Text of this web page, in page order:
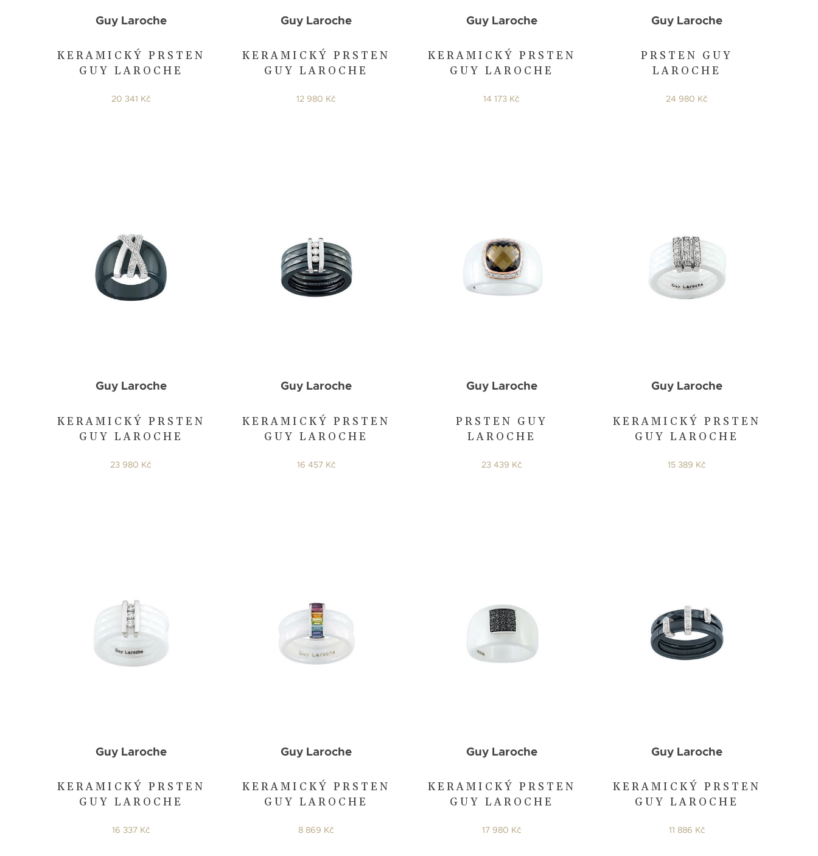
KERAMICKÝ PRSTEN
GUY LAROCHE
Guy Laroche
20 341 Kč
KERAMICKÝ PRSTEN
GUY LAROCHE
Guy Laroche
12 980 Kč
KERAMICKÝ PRSTEN
GUY LAROCHE
Guy Laroche
14 173 Kč
PRSTEN GUY
LAROCHE
Guy Laroche
24 980 Kč
KERAMICKÝ PRSTEN
GUY LAROCHE
Guy Laroche
23 980 Kč
KERAMICKÝ PRSTEN
GUY LAROCHE
Guy Laroche
16 457 Kč
PRSTEN GUY
LAROCHE
Guy Laroche
23 439 Kč
KERAMICKÝ PRSTEN
GUY LAROCHE
Guy Laroche
15 389 Kč
KERAMICKÝ PRSTEN
GUY LAROCHE
Guy Laroche
16 337 Kč
KERAMICKÝ PRSTEN
GUY LAROCHE
Guy Laroche
8 869 Kč
KERAMICKÝ PRSTEN
GUY LAROCHE
Guy Laroche
17 980 Kč
KERAMICKÝ PRSTEN
GUY LAROCHE
Guy Laroche
11 886 Kč